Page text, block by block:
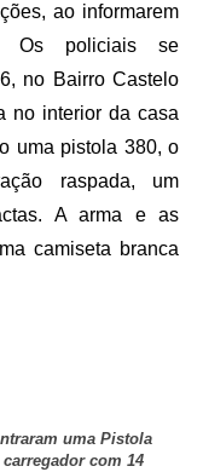
ao informarem
Os policiais se
no Bairro Castelo
no interior da casa
uma pistola 380, o
raspada, um
A arma e as
camiseta branca
uma Pistola
com 14